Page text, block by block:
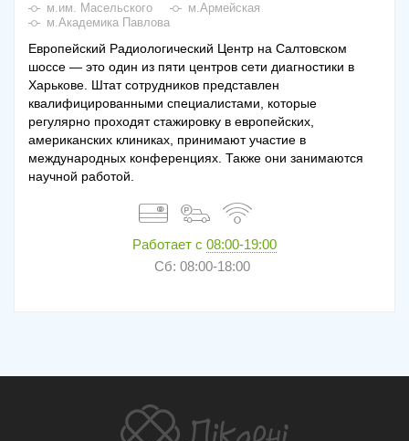
м.им. Масельского
м.Армейская
м.Академика Павлова
Европейский Радиологический Центр на Салтовском
шоссе — это один из пяти центров сети диагностики в
Харькове. Штат сотрудников представлен
квалифицированными специалистами, которые
регулярно проходят стажировку в европейских,
американских клиниках, принимают участие в
международных конференциях. Также они занимаются
научной работой.
Работает с 08:00-19:00
Сб: 08:00-18:00